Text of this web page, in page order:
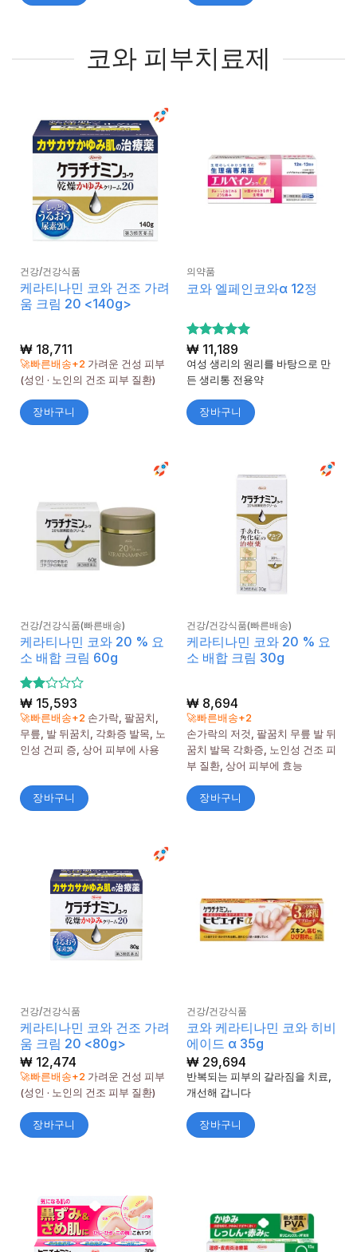
코와 피부치료제
건강/건강식품
케라티나민 코와 건조 가려
움 크림 20 <140g>
₩18,711
🚀빠른배송+2 가려운 건성 피부
(성인 · 노인의 건조 피부 질환)
장바구니
의약품
코와 엘페인코와α 12정
5 중에서
5로 평가
됨
₩11,189
여성 생리의 원리를 바탕으로 만
든 생리통 전용약
장바구니
건강/건강식품(빠른배송)
케라티나민 코와 20 % 요
소 배합 크림 60g
5 중
에서
2로
평가
됨
₩15,593
🚀빠른배송+2 손가락, 팔꿈치,
무릎, 발 뒤꿈치, 각화증 발목, 노
인성 건피 증, 상어 피부에 사용
장바구니
건강/건강식품(빠른배송)
케라티나민 코와 20 % 요
소 배합 크림 30g
₩8,694
🚀빠른배송+2
손가락의 저것, 팔꿈치 무릎 발 뒤
꿈치 발목 각화증, 노인성 건조 피
부 질환, 상어 피부에 효능
장바구니
건강/건강식품
케라티나민 코와 건조 가려
움 크림 20 <80g>
₩12,474
🚀빠른배송+2 가려운 건성 피부
(성인 · 노인의 건조 피부 질환)
장바구니
건강/건강식품
코와 케라티나민 코와 히비
에이드 α 35g
₩29,694
반복되는 피부의 갈라짐을 치료,
개선해 갑니다
장바구니